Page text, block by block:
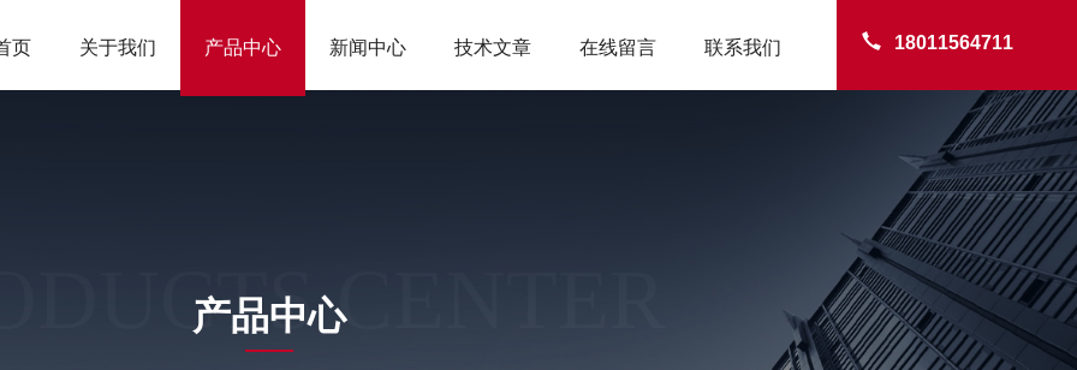
18011564711
页 关于我们 产品中心 新闻中心 技术文章 在线留言 联系我们
CENTER
产品中心